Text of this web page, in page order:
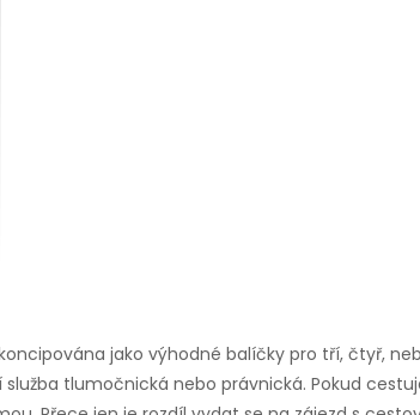
jako výhodné balíčky pro tří, čtyř,
tlumočnická nebo právnická. Pokud